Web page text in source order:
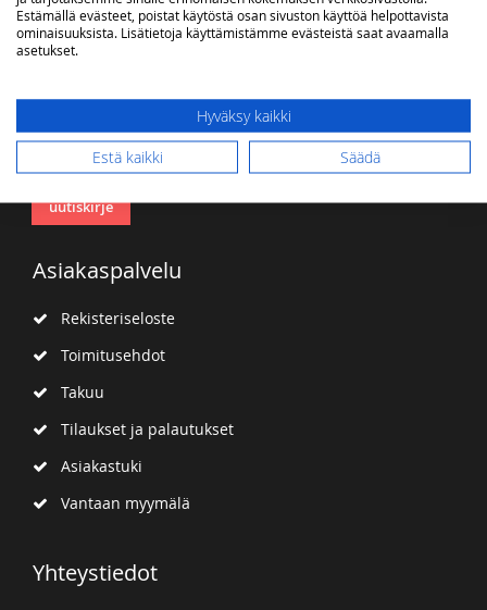
Uutiskirje
uutiskirjeemme:
uutiskirje
Asiakaspalvelu
Rekisteriseloste
Toimitusehdot
Takuu
Tilaukset ja palautukset
Asiakastuki
Vantaan myymälä
Yhteystiedot
Estämällä evästeet, poistat käytöstä osan sivuston käyttöä helpottavista
ominaisuuksista. Lisätietoja käyttämistämme evästeistä saat avaamalla
asetukset.
Hyväksy kaikki
Estä kaikki
Säädä